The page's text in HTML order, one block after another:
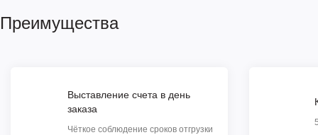
Преимущества
Выставление счета в день
заказа
Чёткое соблюдение сроков отгрузки